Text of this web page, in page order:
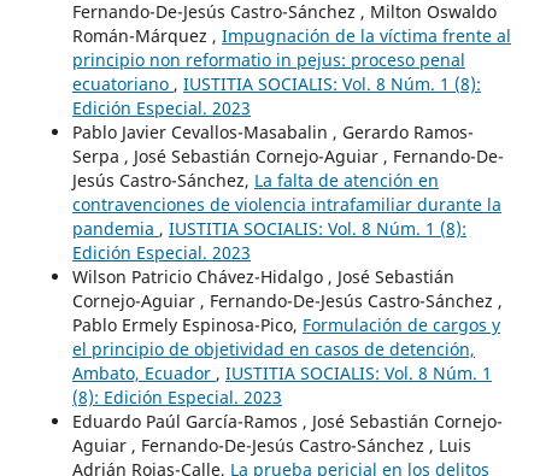
Fernando-De-Jesús Castro-Sánchez , Milton Oswaldo
Román-Márquez , Impugnación de la víctima frente al
principio non reformatio in pejus: proceso penal
ecuatoriano , IUSTITIA SOCIALIS: Vol. 8 Núm. 1 (8):
Edición Especial. 2023
Pablo Javier Cevallos-Masabalin , Gerardo Ramos-
Serpa , José Sebastián Cornejo-Aguiar , Fernando-De-
Jesús Castro-Sánchez, La falta de atención en
contravenciones de violencia intrafamiliar durante la
pandemia , IUSTITIA SOCIALIS: Vol. 8 Núm. 1 (8):
Edición Especial. 2023
Wilson Patricio Chávez-Hidalgo , José Sebastián
Cornejo-Aguiar , Fernando-De-Jesús Castro-Sánchez ,
Pablo Ermely Espinosa-Pico, Formulación de cargos y
el principio de objetividad en casos de detención,
Ambato, Ecuador , IUSTITIA SOCIALIS: Vol. 8 Núm. 1
(8): Edición Especial. 2023
Eduardo Paúl García-Ramos , José Sebastián Cornejo-
Aguiar , Fernando-De-Jesús Castro-Sánchez , Luis
Adrián Rojas-Calle, La prueba pericial en los delitos